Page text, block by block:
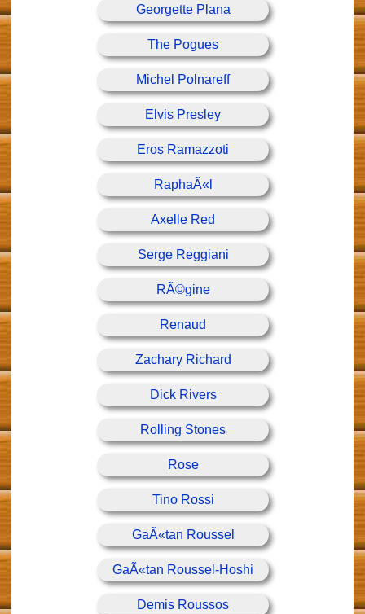
Georgette Plana
The Pogues
Michel Polnareff
Elvis Presley
Eros Ramazzoti
RaphaÃ«l
Axelle Red
Serge Reggiani
RÃ©gine
Renaud
Zachary Richard
Dick Rivers
Rolling Stones
Rose
Tino Rossi
GaÃ«tan Roussel
GaÃ«tan Roussel-Hoshi
Demis Roussos